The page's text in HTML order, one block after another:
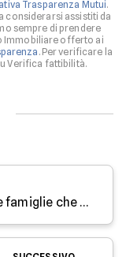
Trasparenza Mutui.
considerarsi assistiti da
sempre di prendere
Immobiliare offerto ai
. Per verificare la
Verifica fattibilità.
Mutuo: lo pagano il 19,5% delle famiglie che vivono in case di proprietà